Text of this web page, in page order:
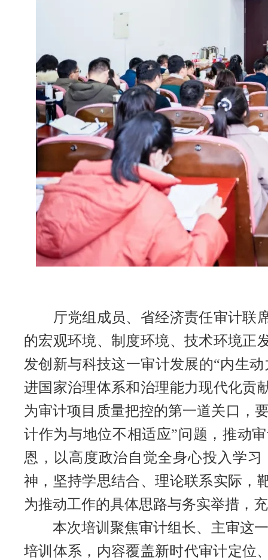
厅党组成员、省经济责任审计联席
的宏观环境、制度环境、技术环境正
发创新与科技这一审计发展的“内生
进国家治理体系和治理能力现代化贡
为审计项目质量把控的第一道关口，
计作为与地位不相适应”问题，推动
恩，以高度政治自觉全身心投入学
神，坚持学思结合、理论联系实际，
为推动工作的具体思路与务实举措，
本次培训聚焦审计组长、主审这一
培训体系，内容覆盖新时代审计定位